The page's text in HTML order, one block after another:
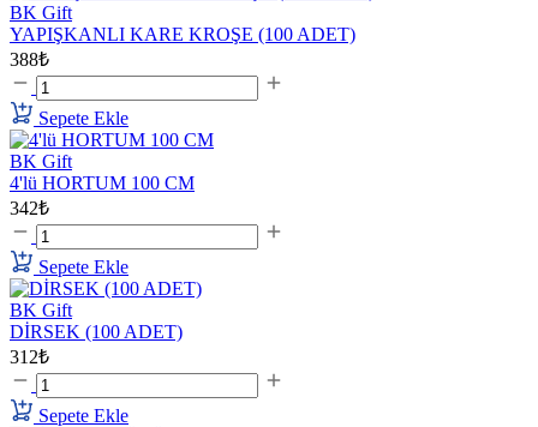
BK Gift
YAPIŞKANLI KARE KROŞE (100 ADET)
388₺
Sepete Ekle
BK Gift
4'lü HORTUM 100 CM
342₺
Sepete Ekle
BK Gift
DİRSEK (100 ADET)
312₺
Sepete Ekle